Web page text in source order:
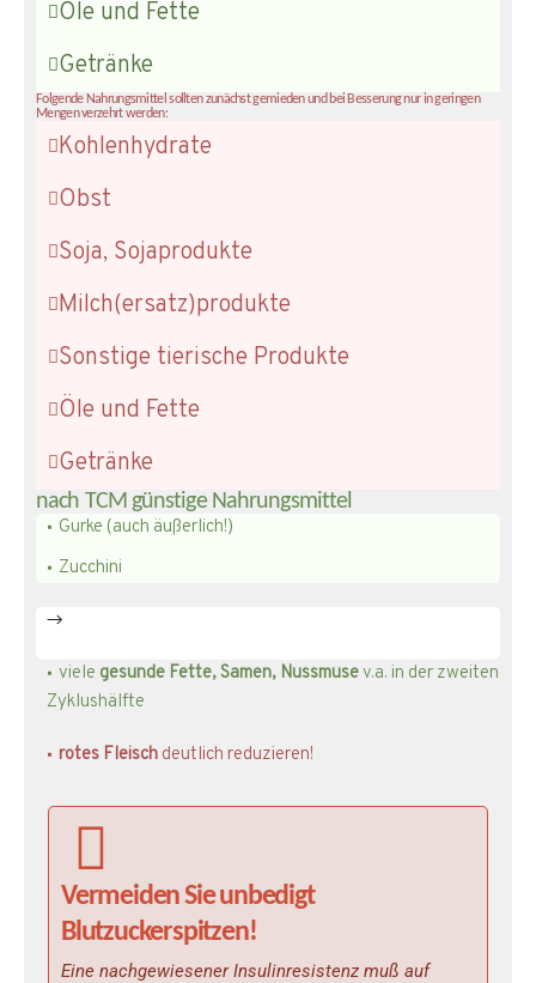
Öle und Fette
Getränke
Folgende Nahrungsmittel sollten zunächst gemieden und bei Besserung nur in geringen
Mengen verzehrt werden:
Kohlenhydrate
Obst
Soja, Sojaprodukte
Milch(ersatz)produkte
Sonstige tierische Produkte
Öle und Fette
Getränke
nach TCM günstige Nahrungsmittel
Gurke (auch äußerlich!)
Zucchini
→
viele gesunde Fette, Samen, Nussmusev.a. in der zweiten
Zyklushälfte
rotes Fleisch deutlich reduzieren!
Vermeiden Sie unbedigt
Blutzuckerspitzen!
Eine nachgewiesener Insulinresistenz muß auf